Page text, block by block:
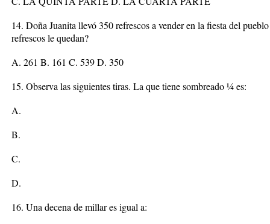
14. Doña Juanita llevó 350 refrescos a vender en la fiesta del
refrescos le quedan?
A. 261 B. 161 C. 539 D. 350
15. Observa las siguientes tiras. La que tiene sombreado ¼ es:
A.
B.
C.
D.
16. Una decena de millar es igual a: